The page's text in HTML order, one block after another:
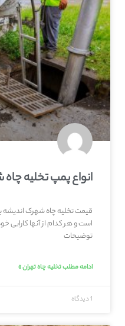
انواع پمپ تخلیه
قیمت تخلیه چاه شهرک اندیشه
است و هر کدام از آنها کارایی
توضیحات
ادامه مطلب تخلیه چاه تهران »
1 دیدگاه